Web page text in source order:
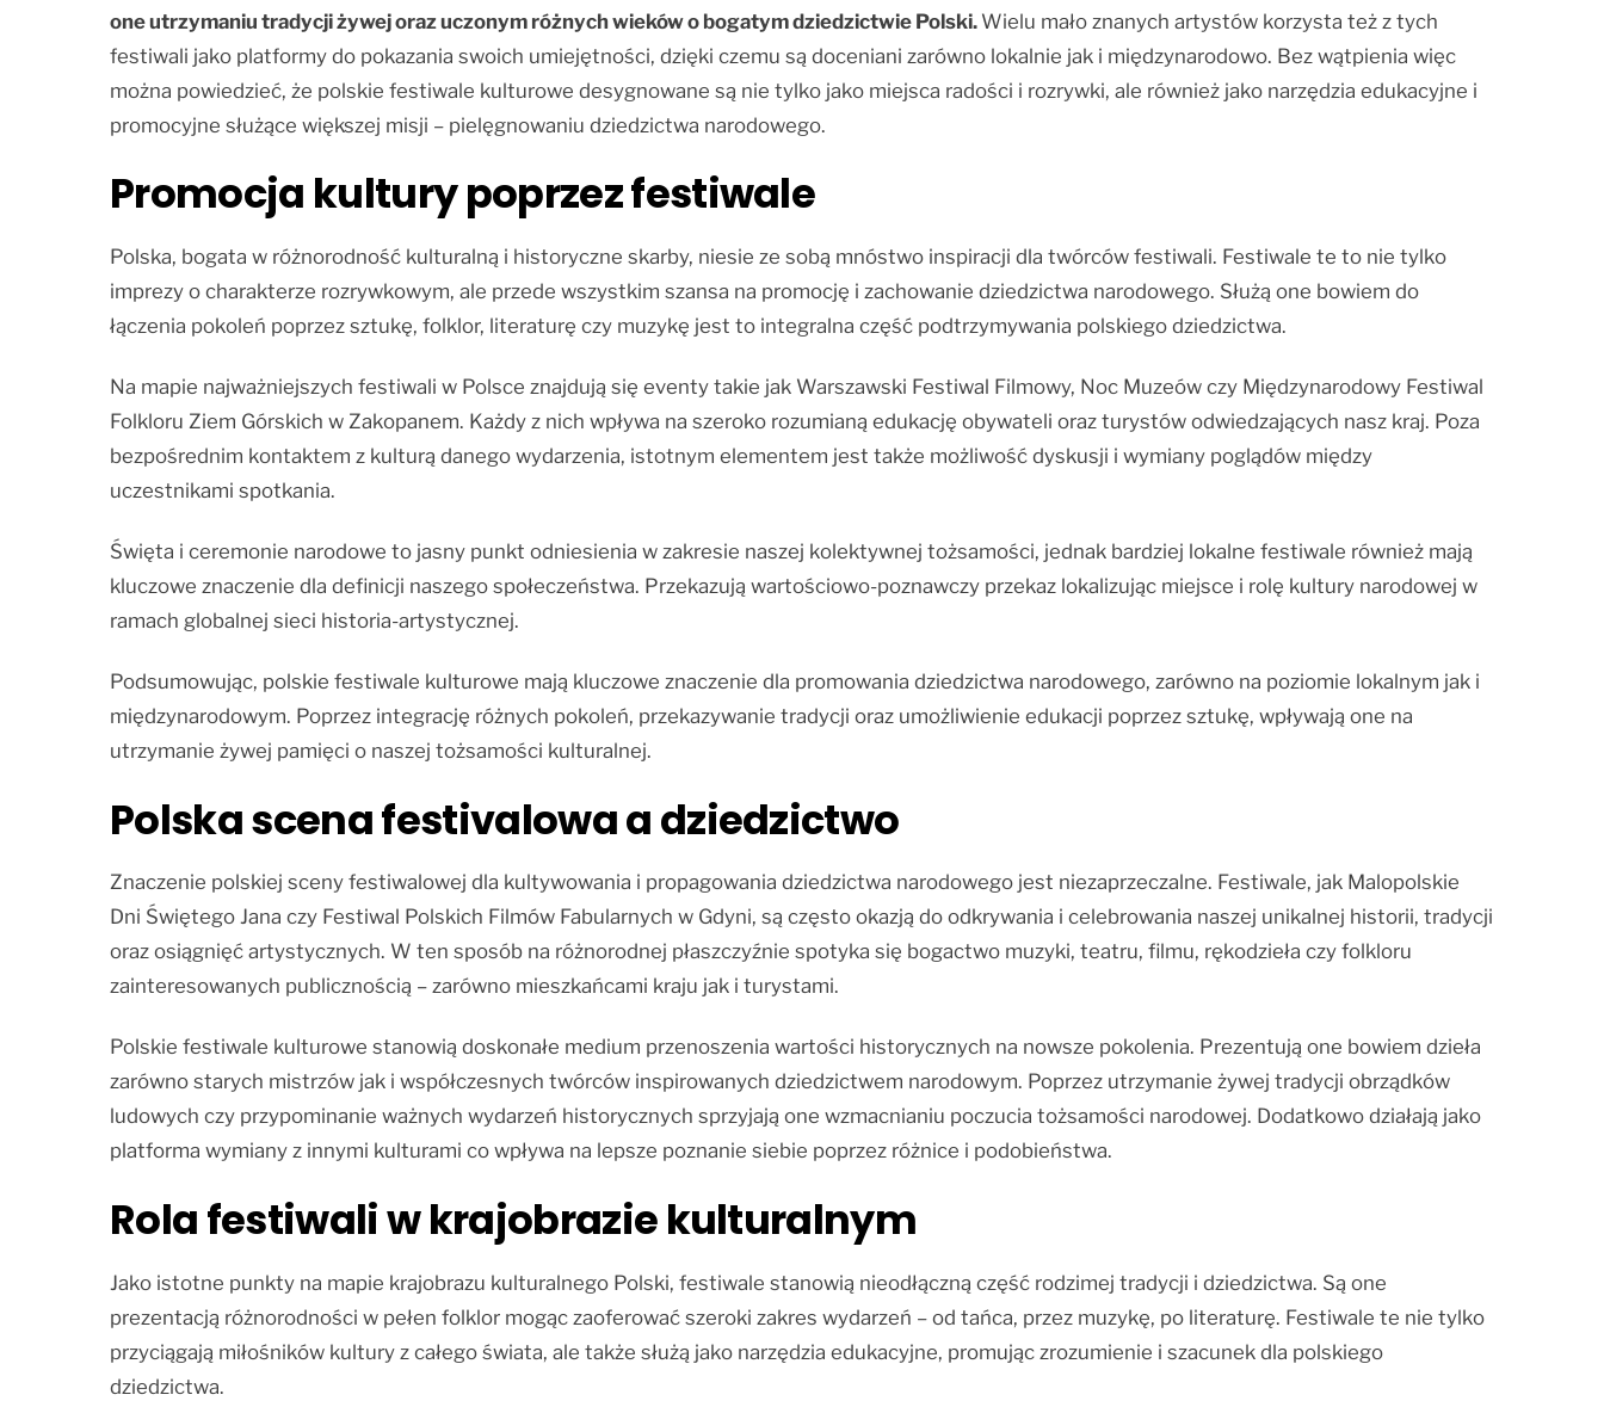
one utrzymaniu tradycji żywej oraz uczonym różnych wieków o bogatym dziedzictwie Polski. Wielu mało znanych artystów korzysta też z tych
festiwali jako platformy do pokazania swoich umiejętności, dzięki czemu są doceniani zarówno lokalnie jak i międzynarodowo. Bez wątpienia więc
można powiedzieć, że polskie festiwale kulturowe desygnowane są nie tylko jako miejsca radości i rozrywki, ale również jako narzędzia edukacyjne i
promocyjne służące większej misji – pielęgnowaniu dziedzictwa narodowego.
Promocja kultury poprzez festiwale
Polska, bogata w różnorodność kulturalną i historyczne skarby, niesie ze sobą mnóstwo inspiracji dla twórców festiwali. Festiwale te to nie tylko
imprezy o charakterze rozrywkowym, ale przede wszystkim szansa na promocję i zachowanie dziedzictwa narodowego. Służą one bowiem do
łączenia pokoleń poprzez sztukę, folklor, literaturę czy muzykę jest to integralna część podtrzymywania polskiego dziedzictwa.
Na mapie najważniejszych festiwali w Polsce znajdują się eventy takie jak Warszawski Festiwal Filmowy, Noc Muzeów czy Międzynarodowy Festiwal
Folkloru Ziem Górskich w Zakopanem. Każdy z nich wpływa na szeroko rozumianą edukację obywateli oraz turystów odwiedzających nasz kraj. Poza
bezpośrednim kontaktem z kulturą danego wydarzenia, istotnym elementem jest także możliwość dyskusji i wymiany poglądów między
uczestnikami spotkania.
Święta i ceremonie narodowe to jasny punkt odniesienia w zakresie naszej kolektywnej tożsamości, jednak bardziej lokalne festiwale również mają
kluczowe znaczenie dla definicji naszego społeczeństwa. Przekazują wartościowo-poznawczy przekaz lokalizując miejsce i rolę kultury narodowej w
ramach globalnej sieci historia-artystycznej.
Podsumowując, polskie festiwale kulturowe mają kluczowe znaczenie dla promowania dziedzictwa narodowego, zarówno na poziomie lokalnym jak i
międzynarodowym. Poprzez integrację różnych pokoleń, przekazywanie tradycji oraz umożliwienie edukacji poprzez sztukę, wpływają one na
utrzymanie żywej pamięci o naszej tożsamości kulturalnej.
Polska scena festivalowa a dziedzictwo
Znaczenie polskiej sceny festiwalowej dla kultywowania i propagowania dziedzictwa narodowego jest niezaprzeczalne. Festiwale, jak Malopolskie
Dni Świętego Jana czy Festiwal Polskich Filmów Fabularnych w Gdyni, są często okazją do odkrywania i celebrowania naszej unikalnej historii, tradycji
oraz osiągnięć artystycznych. W ten sposób na różnorodnej płaszczyźnie spotyka się bogactwo muzyki, teatru, filmu, rękodzieła czy folkloru
zainteresowanych publicznością – zarówno mieszkańcami kraju jak i turystami.
Polskie festiwale kulturowe stanowią doskonałe medium przenoszenia wartości historycznych na nowsze pokolenia. Prezentują one bowiem dzieła
zarówno starych mistrzów jak i współczesnych twórców inspirowanych dziedzictwem narodowym. Poprzez utrzymanie żywej tradycji obrządków
ludowych czy przypominanie ważnych wydarzeń historycznych sprzyjają one wzmacnianiu poczucia tożsamości narodowej. Dodatkowo działają jako
platforma wymiany z innymi kulturami co wpływa na lepsze poznanie siebie poprzez różnice i podobieństwa.
Rola festiwali w krajobrazie kulturalnym
Jako istotne punkty na mapie krajobrazu kulturalnego Polski, festiwale stanowią nieodłączną część rodzimej tradycji i dziedzictwa. Są one
prezentacją różnorodności w pełen folklor mogąc zaoferować szeroki zakres wydarzeń – od tańca, przez muzykę, po literaturę. Festiwale te nie tylko
przyciągają miłośników kultury z całego świata, ale także służą jako narzędzia edukacyjne, promując zrozumienie i szacunek dla polskiego
dziedzictwa.